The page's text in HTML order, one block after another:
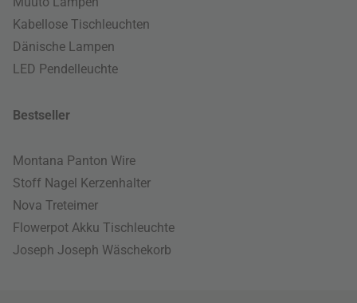
Kabellose Tischleuchten
Dänische Lampen
LED Pendelleuchte
Bestseller
Montana Panton Wire
Stoff Nagel Kerzenhalter
Nova Treteimer
Flowerpot Akku Tischleuchte
Joseph Joseph Wäschekorb